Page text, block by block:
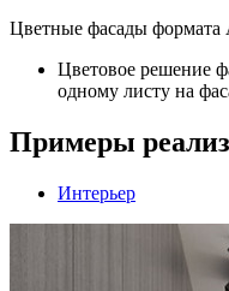
Цветные фасады формата
Цветовое решение
одному листу на
Примеры
Интерьер